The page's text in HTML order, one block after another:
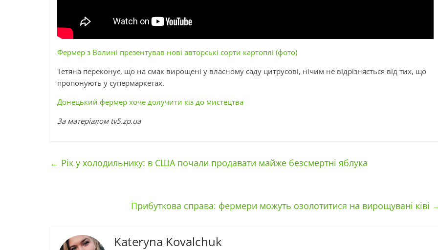
Фермер з Волині презентував нові авторські сорти картоплі (фото)
Тетяна переконує, що на смак вирощені у власному саду цитрусові, нічим не відрізняється від тих, що
пропонують у супермаркетах.
Донецький фермер хоче долучити кіз до мистецтва
За матеріалом tv5.zp.ua
← Рік у холодильнику: в США почали продавати майже безсмертні яблука
Прибуткова справа: фермери можуть озолотитися на вирощувані ківі
Kateryna Kovalchuk